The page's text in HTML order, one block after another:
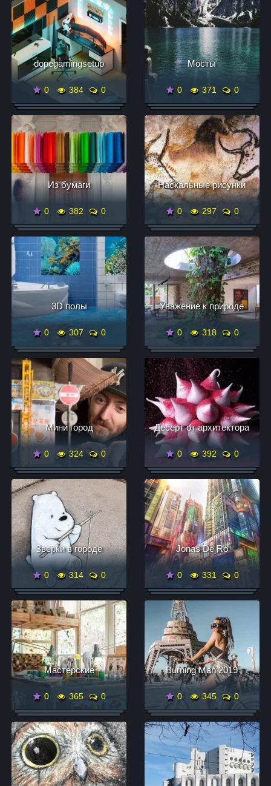
dopegamingsetup
0 384 0
Мосты
0 371 0
Из бумаги
0 382 0
Наскальные рисунки
0 297 0
3D полы
0 307 0
Уважение к природе
0 318 0
Мини город
0 324 0
Десерт от архитектора
0 392 0
Зверки в городе
0 314 0
Jonas De Ro
0 331 0
Мастерские
0 365 0
Burning Man 2019
0 345 0